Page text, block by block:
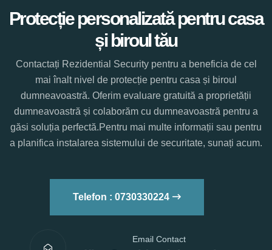
Protecție personalizată pentru casa
și biroul tău
Contactați Rezidential Security pentru a beneficia de cel
mai înalt nivel de protecție pentru casa și biroul
dumneavoastră. Oferim evaluare gratuită a proprietății
dumneavoastră și colaborăm cu dumneavoastră pentru a
găsi soluția perfectă.Pentru mai multe informații sau pentru
a planifica instalarea sistemului de securitate, sunați acum.
Telefon : 0730330224
Email Contact